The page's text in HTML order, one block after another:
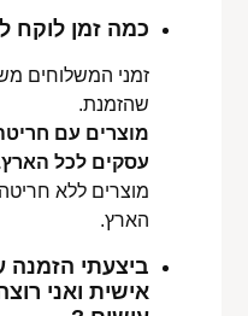
כמה זמן לוקח
זמני המשלוחים
שהזמנת.
עסקים לכל
הארץ.
ביצעתי
אישית ואני